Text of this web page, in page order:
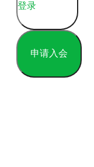
登录
申请入会